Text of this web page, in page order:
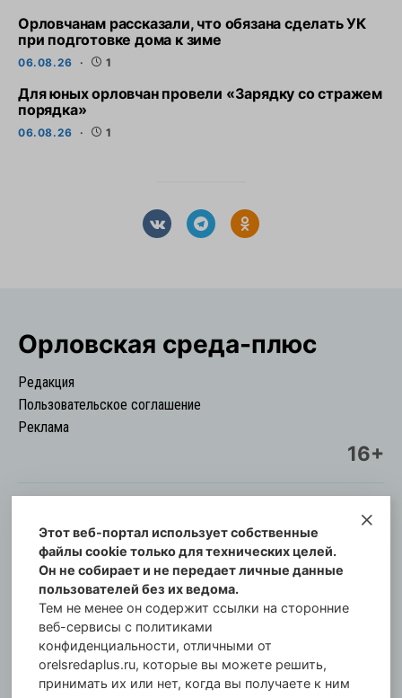
Орловчанам рассказали, что обязана сделать УК
при подготовке дома к зиме
06.08.26 1
Для юных орловчан провели «Зарядку со стражем
порядка»
06.08.26 1
Орловская cреда-плюс
Редакция
Пользовательское соглашение
Реклама
16+
© Информационный городской портал
Орловская cреда-плюс, 2021-2026
Свидетельство о регистрации СМИ: ПИ №57-
00254 от 29 октября 2013 г.
Газета зарегистрирована Управлением
Федеральной службы по надзору в сфере связи,
информационных технологий и массовых
коммуникаций по Орловской области.
Этот веб-портал использует собственные
файлы cookie только для технических целей.
Он не собирает и не передает личные данные
пользователей без их ведома.
Тем не менее он содержит ссылки на сторонние
веб-сервисы с политиками
конфиденциальности, отличными от
orelsredaplus.ru, которые вы можете решить,
принимать их или нет, когда вы получаете к ним